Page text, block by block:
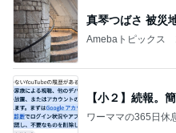
真琴つばさ 被災
Amebaトピックス
【小２】続報。
ワーママの365日休